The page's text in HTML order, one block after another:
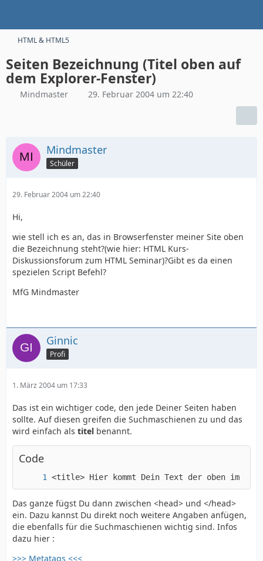
HTML & HTML5
Seiten Bezeichnung (Titel oben auf
dem Explorer-Fenster)
Mindmaster 29. Februar 2004 um 22:40
Mindmaster
Schüler
29. Februar 2004 um 22:40
Hi,
wie stell ich es an, das in Browserfenster meiner Site oben
die Bezeichnung steht?(wie hier: HTML Kurs-
Diskussionsforum zum HTML Seminar)?Gibt es da einen
spezielen Script Befehl?
MfG Mindmaster
Ginnic
Profi
1. März 2004 um 17:33
Das ist ein wichtiger code, den jede Deiner Seiten haben
sollte. Auf diesen greifen die Suchmaschienen zu und das
wird einfach als titel benannt.
Code
<title> Hier kommt Dein Text der oben im
Das ganze fügst Du dann zwischen <head> und </head>
ein. Dazu kannst Du direkt noch weitere Angaben anfügen,
die ebenfalls für die Suchmaschienen wichtig sind. Infos
dazu hier :
>>> Metatags <<<